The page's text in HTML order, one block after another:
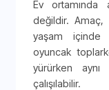
Ev ortamında
değildir. Amaç,
yaşam içinde
oyuncak
yürürken
çalışılabilir.